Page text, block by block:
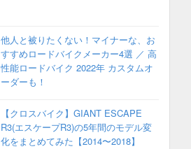
他人と被りたくない！マイナーな、お
すすめロードバイクメーカー4選 ／ 高
性能ロードバイク 2022年 カスタムオ
ーダーも！
【クロスバイク】GIANT ESCAPE
R3(エスケープR3)の5年間のモデル変
化をまとめてみた【2014〜2018】